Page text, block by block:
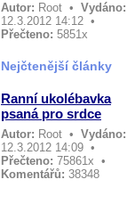
Autor: Root • Vydáno:
12.3.2012 14:12 •
Přečteno: 5851x
Nejčtenější články
Ranní ukolébavka
psaná pro srdce
Autor: Root • Vydáno:
12.3.2012 14:09 •
Přečteno: 75861x •
Komentářů: 38348